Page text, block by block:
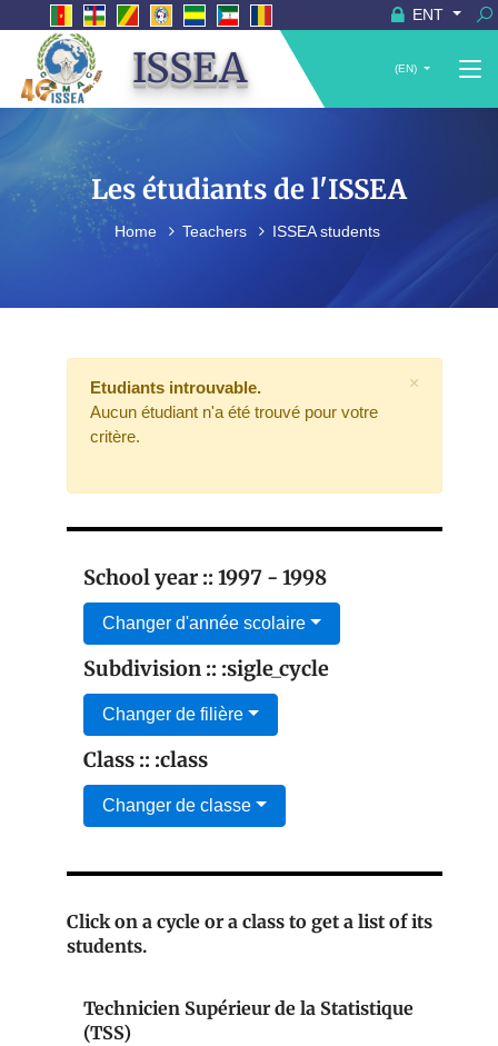
ENT
ISSEA (EN)
Les étudiants de l'ISSEA
Home Teachers ISSEA students
Etudiants introuvable.
Aucun étudiant n'a été trouvé pour votre
critère.
×
School year :: 1997 - 1998
Changer d'année scolaire
Subdivision :: :sigle_cycle
Changer de filière
Class :: :class
Changer de classe
Click on a cycle or a class to get a list of its
students.
Technicien Supérieur de la Statistique
(TSS)